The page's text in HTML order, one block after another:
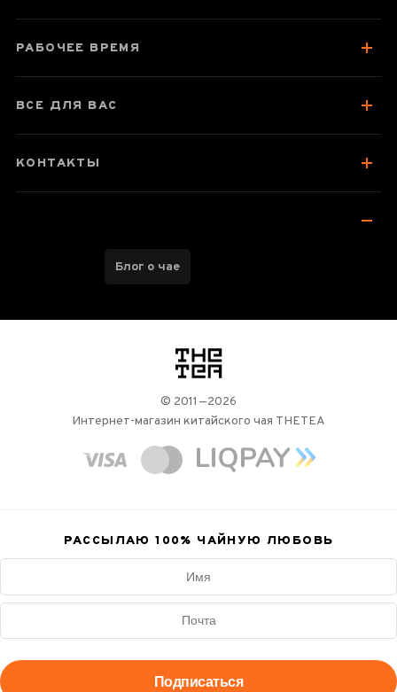
Топовый красный чай – стоит
РАБОЧЕЕ ВРЕМЯ
ВСЕ ДЛЯ ВАС
КОНТАКТЫ
Блог о чае
логотип
© 2011—2026
Интернет-магазин китайского чая THETEA
РАССЫЛАЮ 100% ЧАЙНУЮ ЛЮБОВЬ
Подписаться